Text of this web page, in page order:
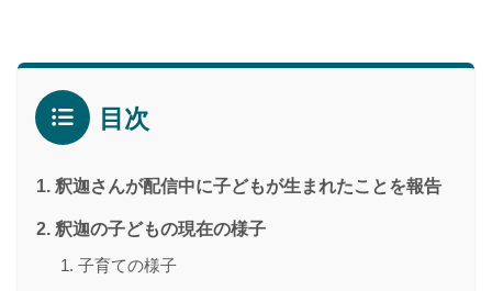
目次
釈迦さんが配信中に子どもが生まれたことを報告
釈迦の子どもの現在の様子
子育ての様子